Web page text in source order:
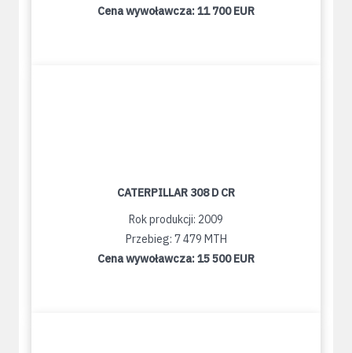
Cena wywoławcza:11 700 EUR
CATERPILLAR 308 D CR
Rok produkcji: 2009
Przebieg: 7 479 MTH
Cena wywoławcza:15 500 EUR